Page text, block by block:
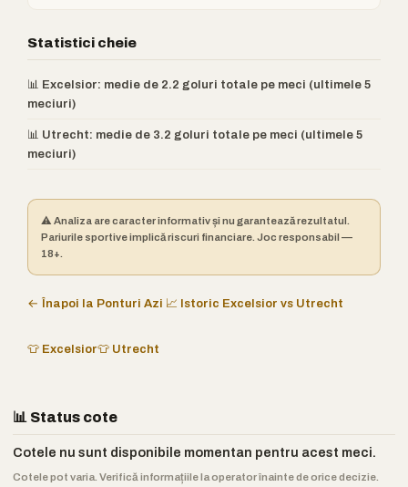
Statistici cheie
📊 Excelsior: medie de 2.2 goluri totale pe meci (ultimele 5
meciuri)
📊 Utrecht: medie de 3.2 goluri totale pe meci (ultimele 5
meciuri)
⚠️ Analiza are caracter informativ și nu garantează rezultatul.
Pariurile sportive implică riscuri financiare. Joc responsabil —
18+.
← Înapoi la Ponturi Azi 📈 Istoric Excelsior vs Utrecht
👕 Excelsior👕 Utrecht
📊 Status cote
Cotele nu sunt disponibile momentan pentru acest meci.
Cotele pot varia. Verifică informațiile la operator înainte de orice decizie.